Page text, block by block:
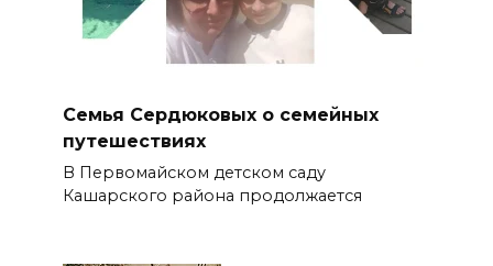
Семья Сердюковых о семейных
путешествиях
В Первомайском детском саду
Кашарского района продолжается